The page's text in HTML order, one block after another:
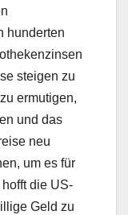
hunderten
steigen zu
ermutigen,
und das
neu
um es für
die US-
Geld zu